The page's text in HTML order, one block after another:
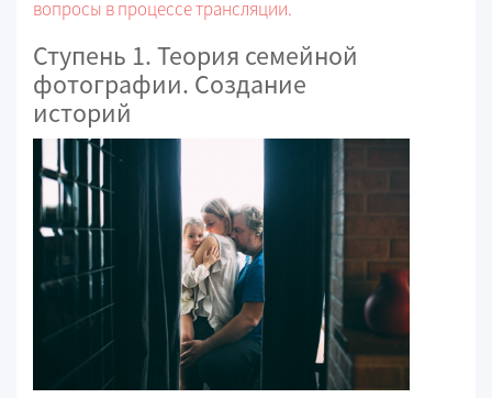
вопросы в процессе трансляции.
Ступень 1. Теория семейной
фотографии. Создание
историй